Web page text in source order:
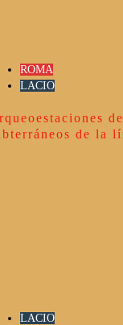
ROMA
LACIO
de la
LACIO